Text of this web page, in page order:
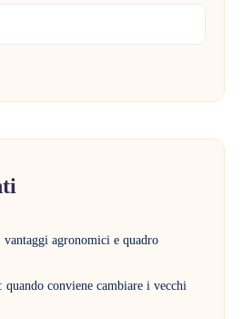
agronomici e quadro
conviene cambiare i vecchi